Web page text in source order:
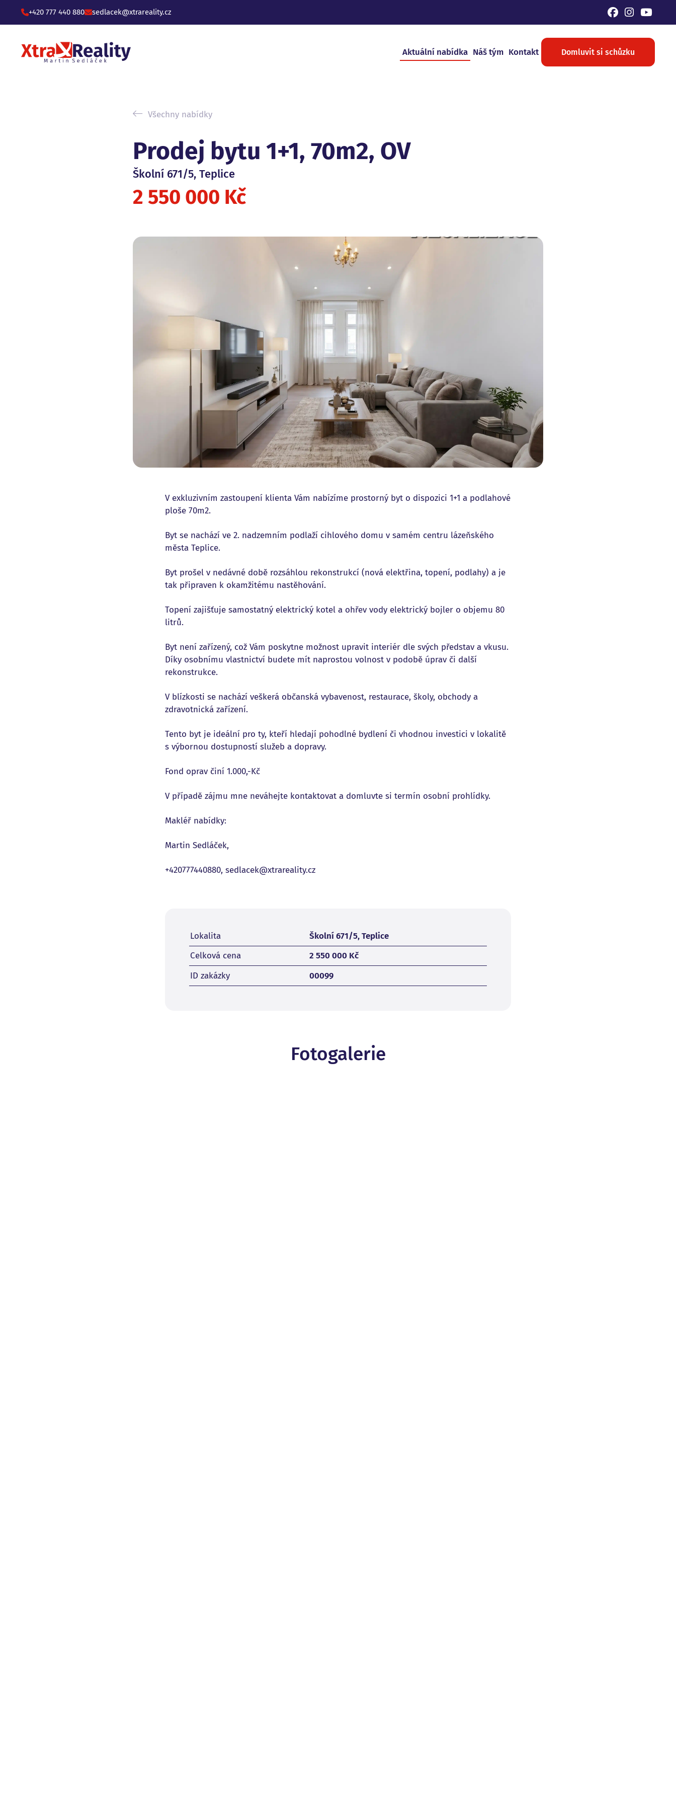
+420 777 440 880 sedlacek@xtrareality.cz
Aktuální nabídka Náš tým Kontakt Domluvit si schůzku
Všechny nabídky
Prodej bytu 1+1, 70m2, OV
Školní 671/5, Teplice
2 550 000 Kč
V exkluzivním zastoupení klienta Vám nabízíme prostorný byt o dispozici 1+1 a podlahové
ploše 70m2.
Byt se nachází ve 2. nadzemním podlaží cihlového domu v samém centru lázeňského
města Teplice.
Byt prošel v nedávné době rozsáhlou rekonstrukcí (nová elektřina, topení, podlahy) a je
tak připraven k okamžitému nastěhování.
Topení zajišťuje samostatný elektrický kotel a ohřev vody elektrický bojler o objemu 80
litrů.
Byt není zařízený, což Vám poskytne možnost upravit interiér dle svých představ a vkusu.
Díky osobnímu vlastnictví budete mít naprostou volnost v podobě úprav či další
rekonstrukce.
V blízkosti se nachází veškerá občanská vybavenost, restaurace, školy, obchody a
zdravotnická zařízení.
Tento byt je ideální pro ty, kteří hledají pohodlné bydlení či vhodnou investici v lokalitě
s výbornou dostupností služeb a dopravy.
Fond oprav činí 1.000,-Kč
V případě zájmu mne neváhejte kontaktovat a domluvte si termín osobní prohlídky.
Makléř nabídky:
Martin Sedláček,
+420777440880, sedlacek@xtrareality.cz
Lokalita
Školní 671/5, Teplice
Celková cena
2 550 000 Kč
ID zakázky
00099
Fotogalerie